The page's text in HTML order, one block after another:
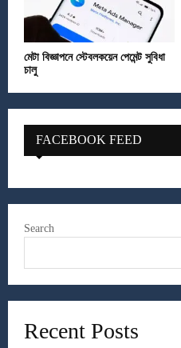
মেটা বিজ্ঞাপনে স্টেবলকয়েন পেমেন্ট সুবিধা
চালু
FACEBOOK FEED
Search
Recent Posts